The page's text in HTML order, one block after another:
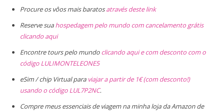
Procure os vôos mais baratosatravés deste link
Reserve suahospedagem pelo mundo com cancelamento grátis
clicando aqui
Encontre tours pelo mundo clicando aqui e com desconto com o
código LULIMONTELEONE5
eSim / chip Virtual paraviajar a partir de 1€ (com desconto!)
usando o código LUL7P2NC.
Compre meus essenciais de viagem na minha loja da Amazon de